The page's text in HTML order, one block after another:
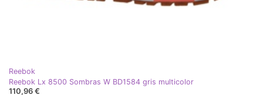
Reebok
Reebok Lx 8500 Sombras W BD1584 gris multicolor
110,96 €